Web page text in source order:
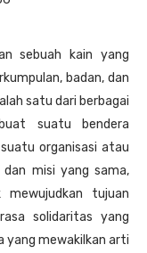
sebuah kain yang
badan, dan
satu dari berbagai
suatu bendera
organisasi atau
misi yang sama,
tujuan
solidaritas yang
yang mewakilkan arti